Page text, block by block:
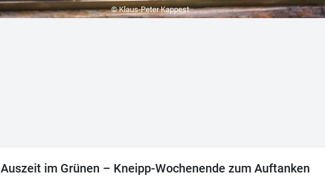
© Klaus-Peter Kappest
Auszeit im Grünen – Kneipp-Wochenende zum Auftanken